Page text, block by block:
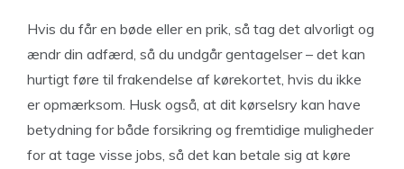
Hvis du får en bøde eller en prik, så tag det alvorligt og
ændr din adfærd, så du undgår gentagelser – det kan
hurtigt føre til frakendelse af kørekortet, hvis du ikke
er opmærksom. Husk også, at dit kørselsry kan have
betydning for både forsikring og fremtidige muligheder
for at tage visse jobs, så det kan betale sig at køre